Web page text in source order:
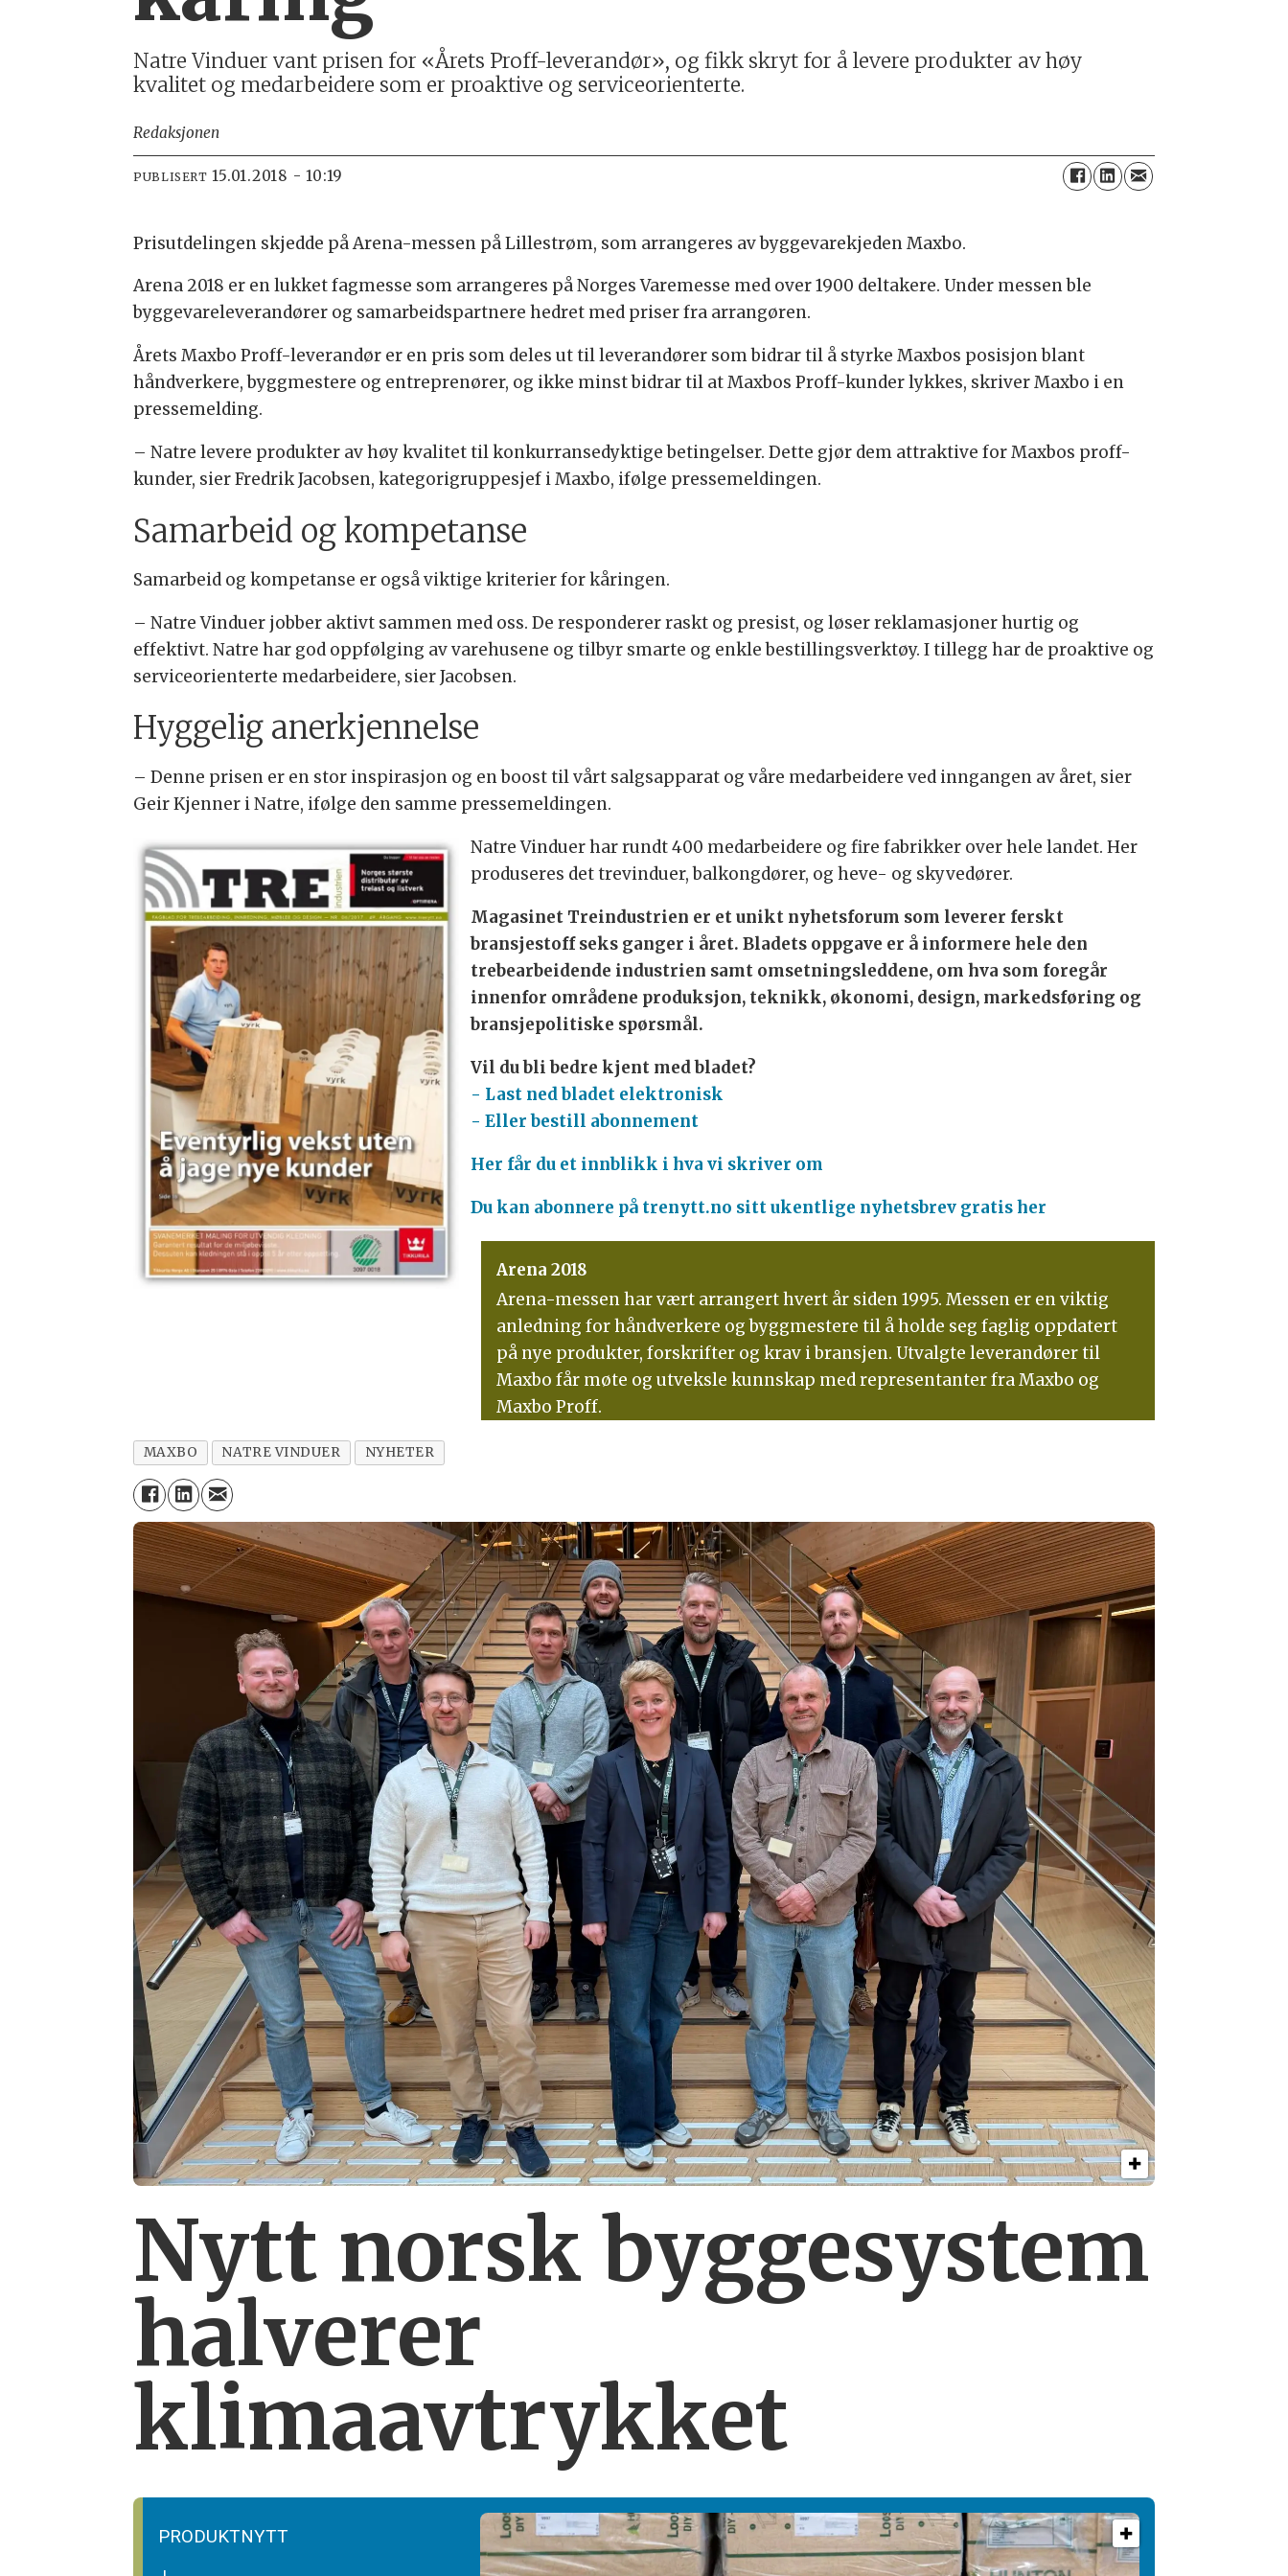
Natre Vinduer vant prisen for «Årets Proff-leverandør», og fikk skryt for å levere produkter av høy
kvalitet og medarbeidere som er proaktive og serviceorienterte.
Redaksjonen
PUBLISERT 15.01.2018 - 10:19
Prisutdelingen skjedde på Arena-messen på Lillestrøm, som arrangeres av byggevarekjeden Maxbo.
Arena 2018 er en lukket fagmesse som arrangeres på Norges Varemesse med over 1900 deltakere. Under messen ble
byggevareleverandører og samarbeidspartnere hedret med priser fra arrangøren.
Årets Maxbo Proff-leverandør er en pris som deles ut til leverandører som bidrar til å styrke Maxbos posisjon blant
håndverkere, byggmestere og entreprenører, og ikke minst bidrar til at Maxbos Proff-kunder lykkes, skriver Maxbo i en
pressemelding.
– Natre levere produkter av høy kvalitet til konkurransedyktige betingelser. Dette gjør dem attraktive for Maxbos proff-
kunder, sier Fredrik Jacobsen, kategorigruppesjef i Maxbo, ifølge pressemeldingen.
Samarbeid og kompetanse
Samarbeid og kompetanse er også viktige kriterier for kåringen.
– Natre Vinduer jobber aktivt sammen med oss. De responderer raskt og presist, og løser reklamasjoner hurtig og
effektivt. Natre har god oppfølging av varehusene og tilbyr smarte og enkle bestillingsverktøy. I tillegg har de proaktive og
serviceorienterte medarbeidere, sier Jacobsen.
Hyggelig anerkjennelse
– Denne prisen er en stor inspirasjon og en boost til vårt salgsapparat og våre medarbeidere ved inngangen av året, sier
Geir Kjenner i Natre, ifølge den samme pressemeldingen.
Natre Vinduer har rundt 400 medarbeidere og fire fabrikker over hele landet. Her
produseres det trevinduer, balkongdører, og heve- og skyvedører.
Magasinet Treindustrien er et unikt nyhetsforum som leverer ferskt
bransjestoff seks ganger i året. Bladets oppgave er å informere hele den
trebearbeidende industrien samt omsetningsleddene, om hva som foregår
innenfor områdene produksjon, teknikk, økonomi, design, markedsføring og
bransjepolitiske spørsmål.
Vil du bli bedre kjent med bladet?
- Last ned bladet elektronisk
- Eller bestill abonnement
Her får du et innblikk i hva vi skriver om
Du kan abonnere på trenytt.no sitt ukentlige nyhetsbrev gratis her
Arena 2018
Arena-messen har vært arrangert hvert år siden 1995. Messen er en viktig
anledning for håndverkere og byggmestere til å holde seg faglig oppdatert
på nye produkter, forskrifter og krav i bransjen. Utvalgte leverandører til
Maxbo får møte og utveksle kunnskap med representanter fra Maxbo og
Maxbo Proff.
MAXBO NATRE VINDUER NYHETER
Nytt norsk byggesystem
halverer
klimaavtrykket
PRODUKTNYTT